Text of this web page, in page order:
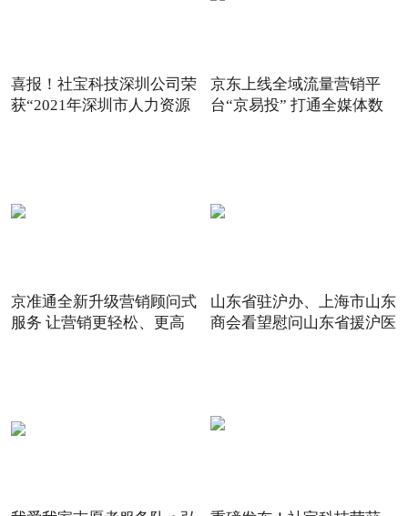
喜报！社宝科技深圳公司荣
获“2021年深圳市人力资源
京东上线全域流量营销平
台“京易投” 打通全媒体数
京准通全新升级营销顾问式
服务 让营销更轻松、更高
山东省驻沪办、上海市山东
商会看望慰问山东省援沪医